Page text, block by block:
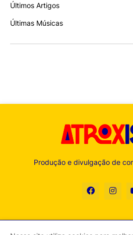
Últimos Artigos
Últimas Músicas
Produção e divulgação de